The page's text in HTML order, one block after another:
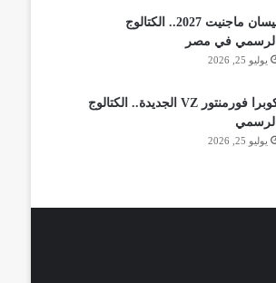
نيسان ماجنيت 2027.. الكتالوج
الرسمي في مصر
يوليو 25, 2026
كوبرا فورمنتور VZ الجديدة.. الكتالوج
الرسمي
يوليو 25, 2026